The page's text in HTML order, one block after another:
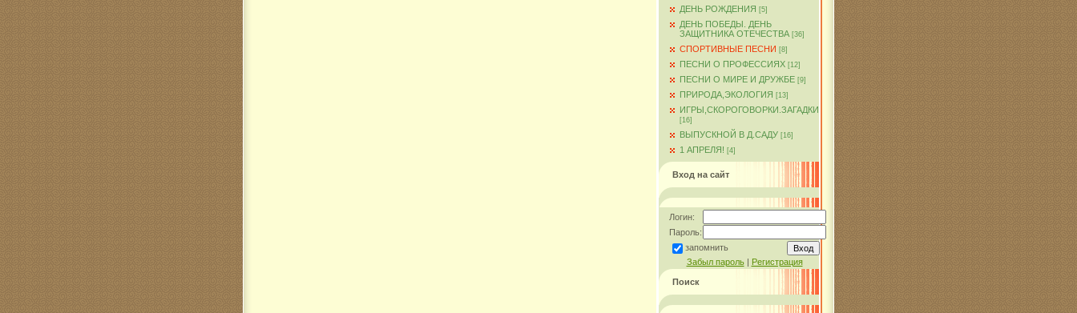
ДЕНЬ РОЖДЕНИЯ [5]
ДЕНЬ ПОБЕДЫ. ДЕНЬ
ЗАЩИТНИКА ОТЕЧЕСТВА [36]
СПОРТИВНЫЕ ПЕСНИ [8]
ПЕСНИ О ПРОФЕССИЯХ [12]
ПЕСНИ О МИРЕ И ДРУЖБЕ [9]
ПРИРОДА,ЭКОЛОГИЯ [13]
ИГРЫ,СКОРОГОВОРКИ.ЗАГАДКИ
[16]
ВЫПУСКНОЙ В Д.САДУ [16]
1 АПРЕЛЯ! [4]
Вход на сайт
Логин:
Пароль:
запомнить
Забыл пароль| Регистрация
Поиск